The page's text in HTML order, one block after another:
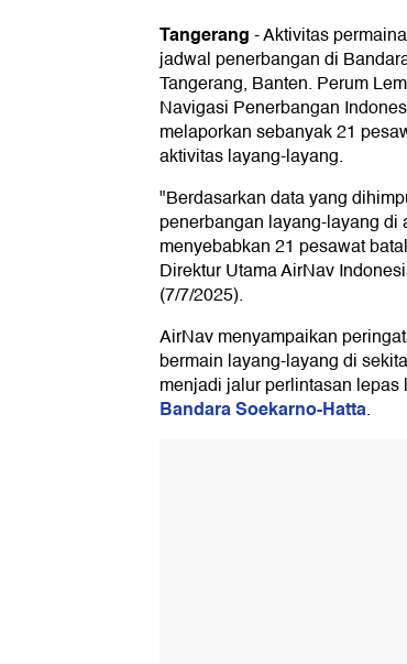
Tangerang-Aktivitas
jadwal penerbangan di
Tangerang, Banten. Perum
Navigasi Penerbangan
melaporkan sebanyak 21
aktivitas layang-layang.
"Berdasarkan data yang
penerbangan layang-layang
menyebabkan 21 pesawat
Direktur Utama AirNav
(7/7/2025).
AirNav menyampaikan
bermain layang-layang di
menjadi jalur perlintasan
Bandara Soekarno-Hatta.